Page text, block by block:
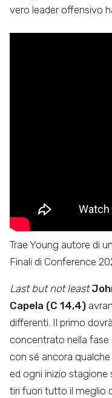
vero leader offensivo
Trae Young autore di
Finali di Conference
Last but not least
Capela (C 14,4)
differenti. Il primo
concentrato nella fase
con sé ancora
ed ogni inizio stagione
tiri fuori tutto il meglio